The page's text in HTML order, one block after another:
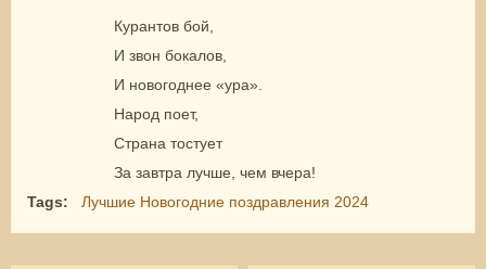
Курантов бой,
И звон бокалов,
И новогоднее «ура».
Народ поет,
Страна тостует
За завтра лучше, чем вчера!
Tags:
Лучшие Новогодние поздравления 2024